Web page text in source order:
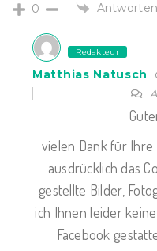
0 Antworten
Redakteur
Matthias Natusch
vielen Dank für Ihre
ausdrücklich das
gestellte Bilder,
ich Ihnen leider
Facebook